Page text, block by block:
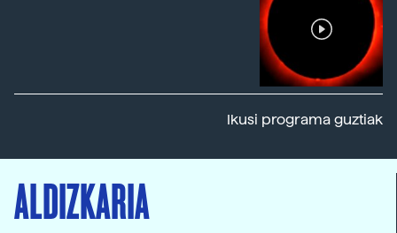
Ikusi programa guztiak
ALDIZKARIA